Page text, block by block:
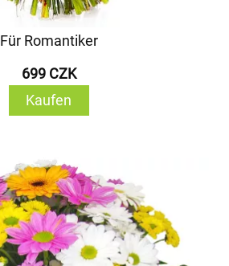
Für Romantiker
699 CZK
Kaufen